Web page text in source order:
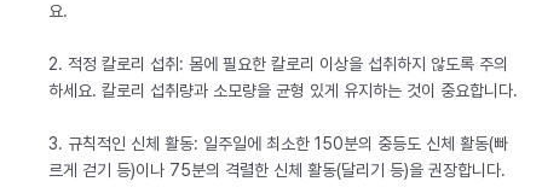
요.
2. 적정 칼로리 섭취: 몸에 필요한 칼로리 이상을 섭취하지 않도록 주의
하세요. 칼로리 섭취량과 소모량을 균형 있게 유지하는 것이 중요합니다.
3. 규칙적인 신체 활동: 일주일에 최소한 150분의 중등도 신체 활동(빠
르게 걷기 등)이나 75분의 격렬한 신체 활동(달리기 등)을 권장합니다.